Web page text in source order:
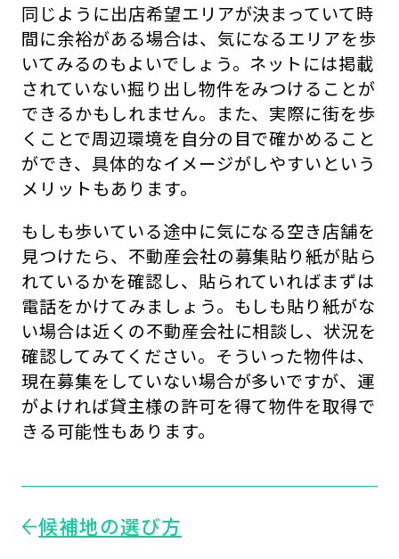
同じように出店希望エリアが決まっていて時
間に余裕がある場合は、気になるエリアを歩
いてみるのもよいでしょう。ネットには掲載
されていない掘り出し物件をみつけることが
できるかもしれません。また、実際に街を歩
くことで周辺環境を自分の目で確かめること
ができ、具体的なイメージがしやすいという
メリットもあります。
もしも歩いている途中に気になる空き店舗を
見つけたら、不動産会社の募集貼り紙が貼ら
れているかを確認し、貼られていればまずは
電話をかけてみましょう。もしも貼り紙がな
い場合は近くの不動産会社に相談し、状況を
確認してみてください。そういった物件は、
現在募集をしていない場合が多いですが、運
がよければ貸主様の許可を得て物件を取得で
きる可能性もあります。
候補地の選び方